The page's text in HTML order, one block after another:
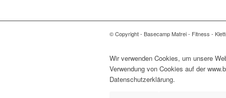
© Copyright - Basecamp Matrei - Fitness -
Wir verwenden Cookies, um unsere
Verwendung von Cookies auf der
Datenschutzerklärung.